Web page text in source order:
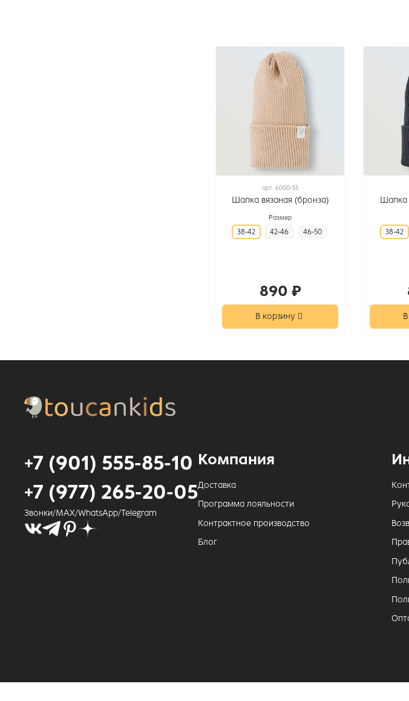
арт.6000-55
Шапка вязаная (бронза)
Размер
38-42 42-46 46-50
890 ₽
В корзину
Шапка
38-42
+7 (901) 555-85-10
+7 (977) 265-20-05
Звонки/MAX/WhatsApp/Telegram
Компания
Доставка
Программа лояльности
Контрактное производство
Блог